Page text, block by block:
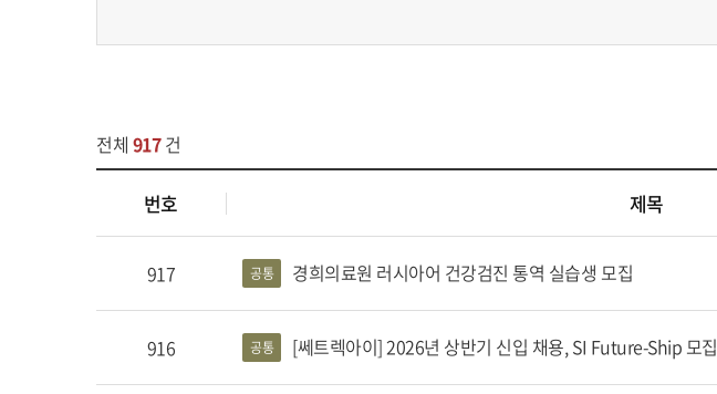
전체 917건
번호 제목
917 공통 경희의료원 러시아어 건강검진 통역 실습생 모집
916 공통 [쎄트렉아이] 2026년 상반기 신입 채용, SI Future-Ship 모집